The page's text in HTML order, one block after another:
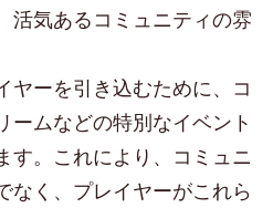
活気あるコミュニティの雰
ヤーを引き込むために、コ
ームなどの特別なイベント
す。これにより、コミュニ
なく、プレイヤーがこれら